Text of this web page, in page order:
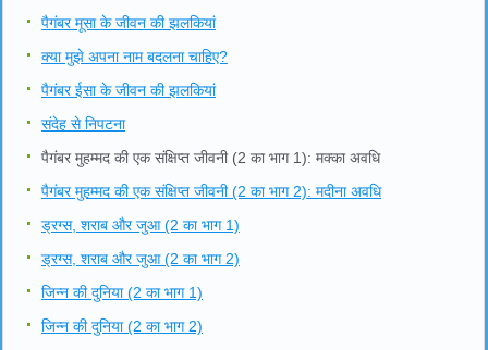
पैगंबर मूसा के जीवन की झलकियां
क्या मुझे अपना नाम बदलना चाहिए?
पैगंबर ईसा के जीवन की झलकियां
संदेह से निपटना
पैगंबर मुहम्मद की एक संक्षिप्त जीवनी (2 का भाग 1): मक्का अवधि
पैगंबर मुहम्मद की एक संक्षिप्त जीवनी (2 का भाग 2): मदीना अवधि
ड्रग्स, शराब और जुआ (2 का भाग 1)
ड्रग्स, शराब और जुआ (2 का भाग 2)
जिन्न की दुनिया (2 का भाग 1)
जिन्न की दुनिया (2 का भाग 2)